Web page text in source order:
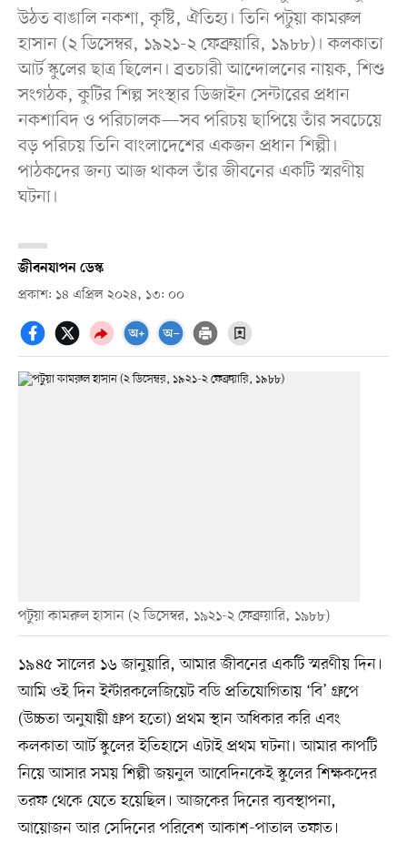
উঠত বাঙালি নকশা, কৃষ্টি, ঐতিহ্য। তিনি পটুয়া কামরুল
হাসান (২ ডিসেম্বর, ১৯২১-২ ফেব্রুয়ারি, ১৯৮৮)। কলকাতা
আর্ট স্কুলের ছাত্র ছিলেন। ব্রতচারী আন্দোলনের নায়ক, শিশু
সংগঠক, কুটির শিল্প সংস্থার ডিজাইন সেন্টারের প্রধান
নকশাবিদ ও পরিচালক—সব পরিচয় ছাপিয়ে তাঁর সবচেয়ে
বড় পরিচয় তিনি বাংলাদেশের একজন প্রধান শিল্পী।
পাঠকদের জন্য আজ থাকল তাঁর জীবনের একটি স্মরণীয়
ঘটনা।
জীবনযাপন ডেস্ক
প্রকাশ: ১৪ এপ্রিল ২০২৪, ১৩: ০০
পটুয়া কামরুল হাসান (২ ডিসেম্বর, ১৯২১-২ ফেব্রুয়ারি, ১৯৮৮)
১৯৪৫ সালের ১৬ জানুয়ারি, আমার জীবনের একটি স্মরণীয় দিন।
আমি ওই দিন ইন্টারকলেজিয়েট বডি প্রতিযোগিতায় ‘বি’ গ্রুপে
(উচ্চতা অনুযায়ী গ্রুপ হতো) প্রথম স্থান অধিকার করি এবং
কলকাতা আর্ট স্কুলের ইতিহাসে এটাই প্রথম ঘটনা। আমার কাপটি
নিয়ে আসার সময় শিল্পী জয়নুল আবেদিনকেই স্কুলের শিক্ষকদের
তরফ থেকে যেতে হয়েছিল। আজকের দিনের ব্যবস্থাপনা,
আয়োজন আর সেদিনের পরিবেশ আকাশ-পাতাল তফাত।